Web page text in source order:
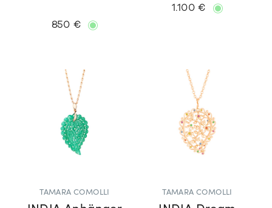
850 €
1.100 €
TAMARA COMOLLI TAMARA COMOLLI